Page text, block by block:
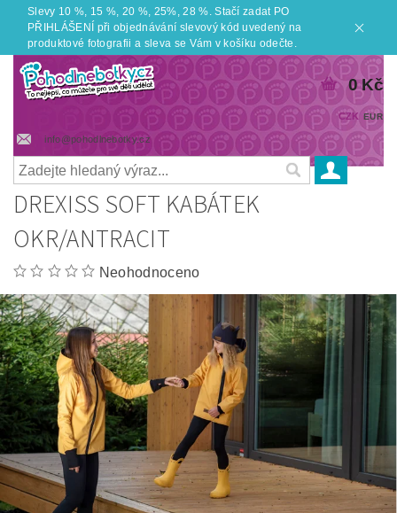
Slevy 10 %, 15 %, 20 %, 25%, 28 %. Stačí zadat PO
PŘIHLÁŠENÍ při objednávání slevový kód uvedený na
produktové fotografii a sleva se Vám v košíku odečte.
info@pohodlnebotky.cz
CZK EUR
0 Kč
DREXISS SOFT KABÁTEK
OKR/ANTRACIT
Neohodnoceno